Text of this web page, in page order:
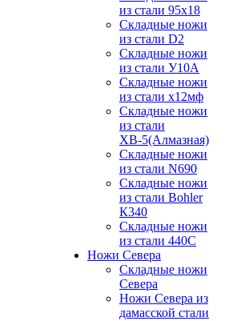
из стали 95х18
Складные ножи
из стали D2
Складные ножи
из стали У10А
Складные ножи
из стали х12мф
Складные ножи
из стали
ХВ-5(Алмазная)
Складные ножи
из стали N690
Складные ножи
из стали Bohler
К340
Складные ножи
из стали 440С
Ножи Севера
Складные ножи
Севера
Ножи Севера из
дамасской стали